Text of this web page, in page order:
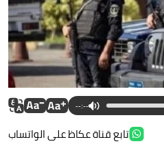
--:--
تابع قناة عكاظ على الواتساب